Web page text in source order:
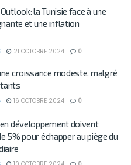
la Tunisie face à une
et une inflation
21 OCTOBRE 2024 0
croissance modeste, malgré
16 OCTOBRE 2024 0
développement doivent
5% pour échapper au piège du